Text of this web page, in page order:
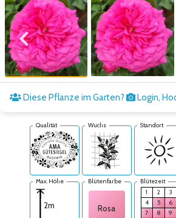
Zum vorigen Bild
Diese Pflanze im Garten? Login,
Qualität Wuchs Standort
Max. Höhe
2m
Blütenfarbe
Rosa
Blütezeit
1
2
3
4
5
6
7
8
9